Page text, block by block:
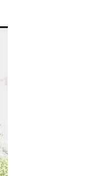
мессенджер!